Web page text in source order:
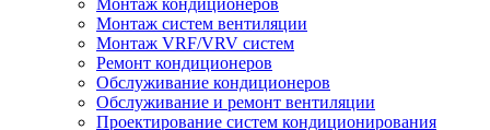
Монтаж кондиционеров
Монтаж систем вентиляции
Монтаж VRF/VRV систем
Ремонт кондиционеров
Обслуживание кондиционеров
Обслуживание и ремонт вентиляции
Проектирование систем кондиционирования